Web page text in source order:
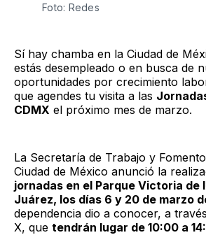
Foto: Redes
Sí hay chamba en la Ciudad de
estás desempleado o en busca de
oportunidades por crecimiento
que agendes tu visita a las
CDMX el próximo mes de marzo.
La Secretaría de Trabajo y
Ciudad de México anunció la
jornadas en el Parque Victoria de
Juárez, los días 6 y 20 de marzo
dependencia dio a conocer, a
X, que tendrán lugar de 10:00 a